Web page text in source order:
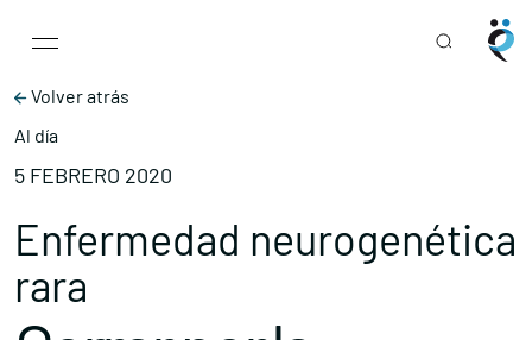
Main Navigation
Volver atrás
Al día
5 FEBRERO 2020
Enfermedad neurogenética
rara